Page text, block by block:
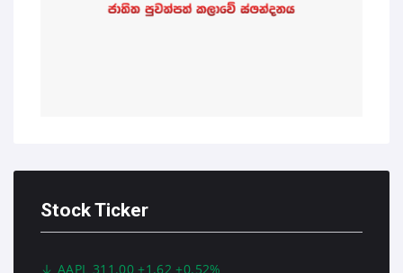
Stock Ticker
AAPL 311.00 +1.62 +0.52%